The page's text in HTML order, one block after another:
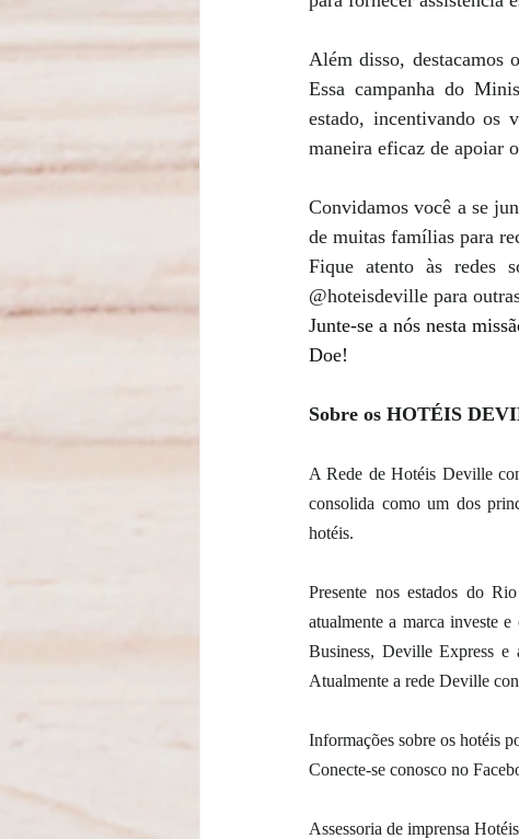
Além disso, destacamos
Essa campanha do
estado, incentivando os
maneira eficaz de apoiar
Convidamos você a se
de muitas famílias para
Fique atento às redes
@hoteisdeville para
Junte-se a nós nesta
Doe!
Sobre os HOTÉIS
A Rede de Hotéis Deville
consolida como um dos
hotéis.
Presente nos estados do
atualmente a marca investe
Business, Deville Express
Atualmente a rede Deville
Informações sobre os hotéis
Conecte-se conosco no
Assessoria de imprensa